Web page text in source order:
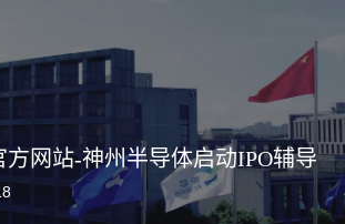
方网站-神州半导体启动IPO辅导